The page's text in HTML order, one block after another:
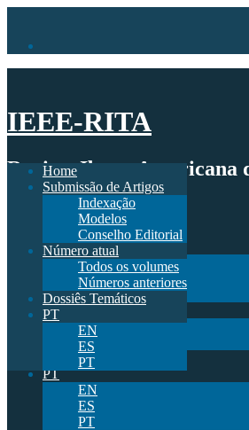
IEEE-RITA
Revista Ibero-Americana
de Aprendizagem
Submissão de Artigos
Indexação
Modelos
Conselho Editorial
Número atual
Todos os volumes
Números anteriores
Dossiês Temáticos
PT
EN
ES
PT
Home
Submissão de Artigos
Indexação
Modelos
Conselho Editorial
Número atual
Todos os volumes
Números anteriores
Dossiês Temáticos
PT
EN
ES
PT